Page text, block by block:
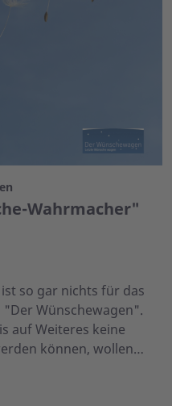
Wahrmacher"
so gar nichts für das
"Der Wünschewagen".
auf Weiteres keine
können, wollen…